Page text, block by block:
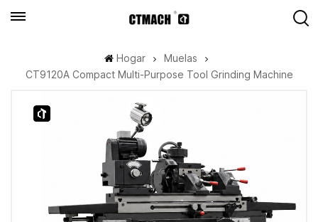
Hogar
Muelas
CT9120A Compact Multi-Purpose Tool Grinding Machine